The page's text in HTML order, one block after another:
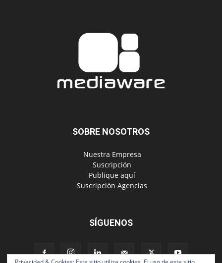
SOBRE NOSOTROS
‎ Nuestra Empresa
‎ Suscripción
‎ Publique aquí
‎ Suscripción Agencias
SÍGUENOS